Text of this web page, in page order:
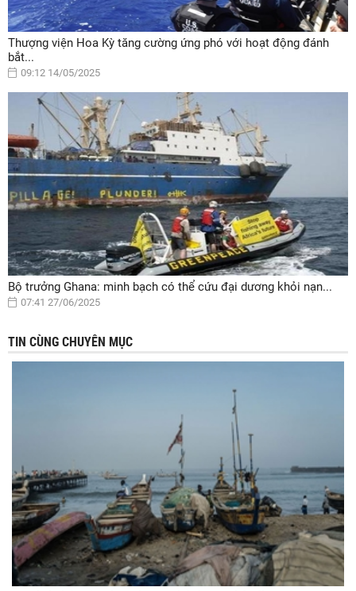
Thượng viện Hoa Kỳ tăng cường ứng phó với hoạt động đánh
bắt...
09:12 14/05/2025
Bộ trưởng Ghana: minh bạch có thể cứu đại dương khỏi nạn...
07:41 27/06/2025
TIN CÙNG CHUYÊN MỤC